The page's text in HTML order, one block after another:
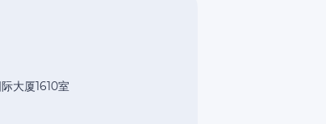
大厦1610室